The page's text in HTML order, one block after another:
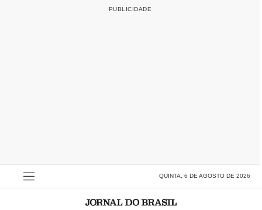
QUINTA, 6 DE AGOSTO DE 2026